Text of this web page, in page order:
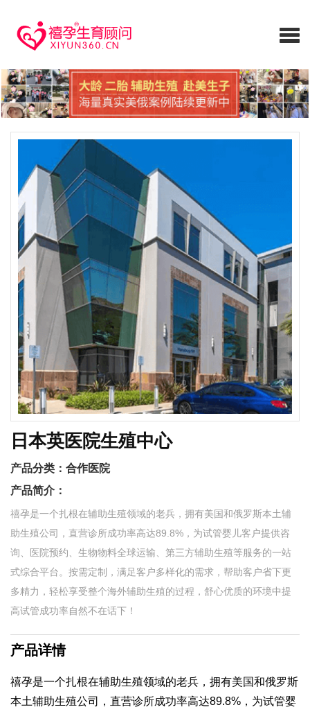
日本英医院生殖中心
产品分类： 合作医院
产品简介：
禧孕是一个扎根在辅助生殖领域的老兵，拥有美国和俄罗斯本土辅
助生殖公司，直营诊所成功率高达89.8%，为试管婴儿客户提供咨
询、医院预约、生物物料全球运输、第三方辅助生殖等服务的一站
式综合平台。按需定制，满足客户多样化的需求，帮助客户省下更
多精力，轻松享受整个海外辅助生殖的过程，舒心优质的环境中提
高试管成功率自然不在话下！
产品详情
禧孕是一个扎根在辅助生殖领域的老兵，拥有美国和俄罗斯
本土辅助生殖公司，直营诊所成功率高达89.8%，为试管婴